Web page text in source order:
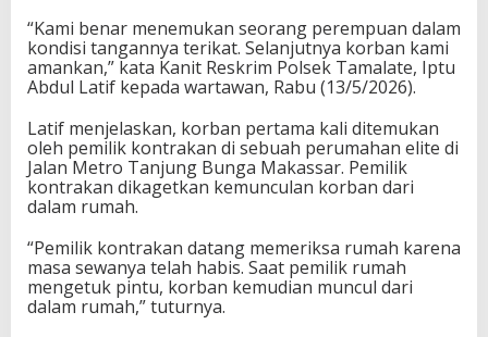
T
i
g
a
a
r
i
“Kami benar menemukan seorang perempuan dalam
kondisi tangannya terikat. Selanjutnya korban kami
amankan,” kata Kanit Reskrim Polsek Tamalate, Iptu
Abdul Latif kepada wartawan, Rabu (13/5/2026).
Latif menjelaskan, korban pertama kali ditemukan
oleh pemilik kontrakan di sebuah perumahan elite di
Jalan Metro Tanjung Bunga Makassar. Pemilik
kontrakan dikagetkan kemunculan korban dari
dalam rumah.
“Pemilik kontrakan datang memeriksa rumah karena
masa sewanya telah habis. Saat pemilik rumah
mengetuk pintu, korban kemudian muncul dari
dalam rumah,” tuturnya.